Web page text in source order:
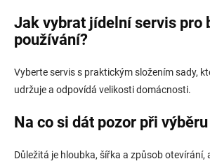
Jak vybrat jídelní servis pro
používání?
Vyberte servis s praktickým složením sady,
udržuje a odpovídá velikosti domácnosti.
Na co si dát pozor při
Důležitá je hloubka, šířka a způsob otevírání,